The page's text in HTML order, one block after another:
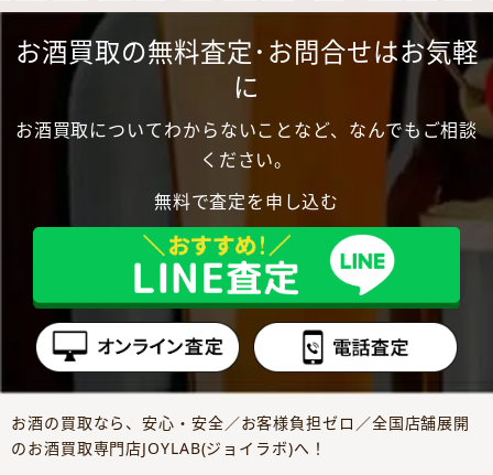
お酒買取の無料査定･お問合せはお気軽
に
お酒買取についてわからないことなど、なんでもご相談
ください。
無料で査定を申し込む
お酒の買取なら、安心・安全／お客様負担ゼロ／全国店舗展開
のお酒買取専門店JOYLAB(ジョイラボ)へ！